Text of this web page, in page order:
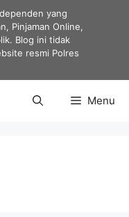
yang
Pinjaman Online,
Blog ini tidak
resmi Polres
Menu